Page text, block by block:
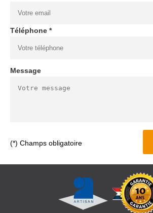
Téléphone *
Message
(*) Champs obligatoire